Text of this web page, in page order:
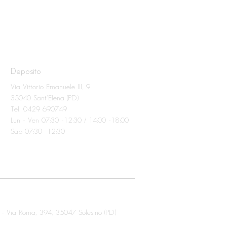
Deposito
Via Vittorio Emanuele III, 9
35040 Sant'Elena (PD)
Tel. 0429 690749
Lun - Ven 07:30 -12:30 / 14:00 -18:00
Sab 07:30 -12:30
- Via Roma, 394, 35047 Solesino (PD)